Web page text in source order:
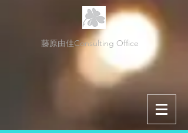
藤原由佳Consulting Office